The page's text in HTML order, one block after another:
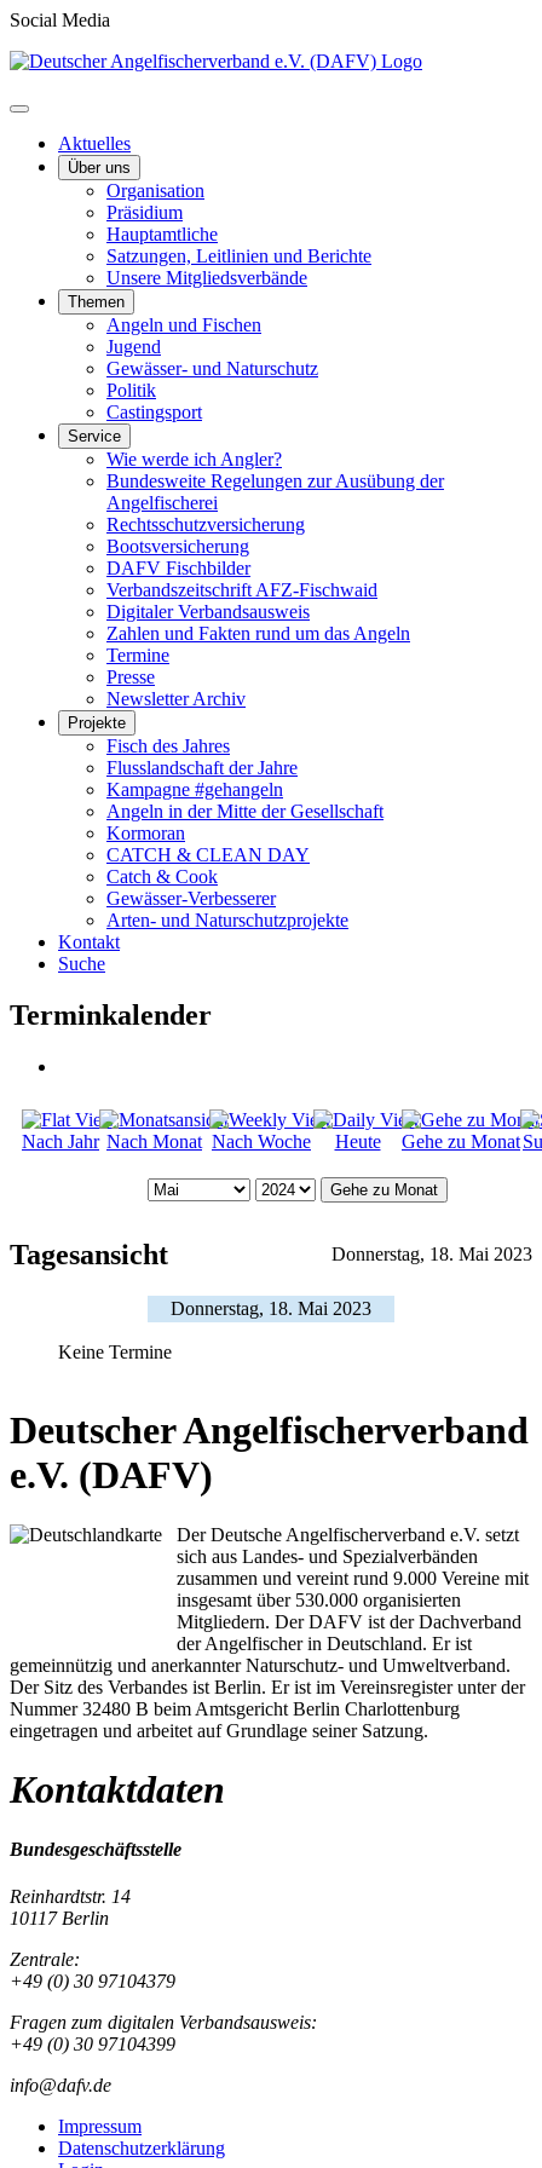
Social Media
Aktuelles
Über uns
Organisation
Präsidium
Hauptamtliche
Satzungen, Leitlinien und Berichte
Unsere Mitgliedsverbände
Themen
Angeln und Fischen
Jugend
Gewässer- und Naturschutz
Politik
Castingsport
Service
Wie werde ich Angler?
Bundesweite Regelungen zur Ausübung der
Angelfischerei
Rechtsschutzversicherung
Bootsversicherung
DAFV Fischbilder
Verbandszeitschrift AFZ-Fischwaid
Digitaler Verbandsausweis
Zahlen und Fakten rund um das Angeln
Termine
Presse
Newsletter Archiv
Projekte
Fisch des Jahres
Flusslandschaft der Jahre
Kampagne #gehangeln
Angeln in der Mitte der Gesellschaft
Kormoran
CATCH & CLEAN DAY
Catch & Cook
Gewässer-Verbesserer
Arten- und Naturschutzprojekte
Kontakt
Suche
Terminkalender
Nach Jahr Nach Monat Nach Woche Heute Gehe zu Monat
Gehe zu Monat
Tagesansicht Donnerstag, 18. Mai 2023
Donnerstag, 18. Mai 2023
Keine Termine
Deutscher Angelfischerverband
e.V. (DAFV)
Der Deutsche Angelfischerverband e.V. setzt
sich aus Landes- und Spezialverbänden
zusammen und vereint rund 9.000 Vereine mit
insgesamt über 530.000 organisierten
Mitgliedern. Der DAFV ist der Dachverband
der Angelfischer in Deutschland. Er ist
gemeinnützig und anerkannter Naturschutz- und Umweltverband.
Der Sitz des Verbandes ist Berlin. Er ist im Vereinsregister unter der
Nummer 32480 B beim Amtsgericht Berlin Charlottenburg
eingetragen und arbeitet auf Grundlage seiner Satzung.
Kontaktdaten
Bundesgeschäftsstelle
Reinhardtstr. 14
10117 Berlin
Zentrale:
+49 (0) 30 97104379
Fragen zum digitalen Verbandsausweis:
+49 (0) 30 97104399
info@dafv.de
Impressum
Datenschutzerklärung